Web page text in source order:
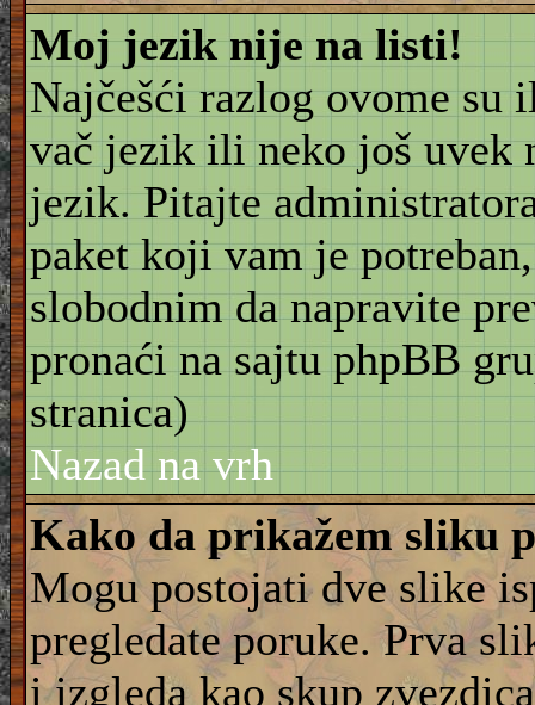
Moj jezik nije na listi!
Najčešći razlog ovome
vač jezik ili neko još uvek
jezik. Pitajte
paket koji vam je
slobodnim da napravite
pronaći na sajtu phpBB
stranica)
Nazad na vrh
Kako da prikažem sliku
Mogu postojati dve slike
pregledate poruke. Prva
i izgleda kao skup